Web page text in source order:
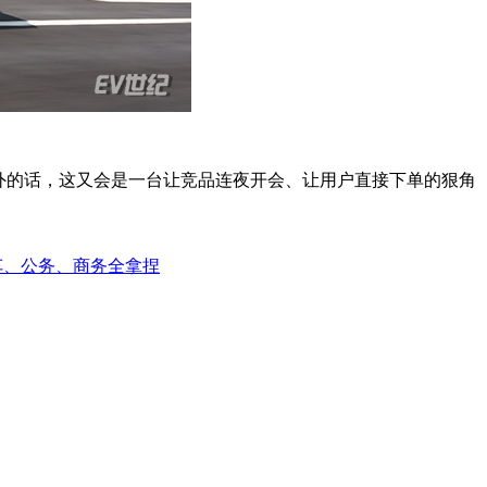
话，这又会是一台让竞品连夜开会、让用户直接下单的狠角
公务、商务全拿捏